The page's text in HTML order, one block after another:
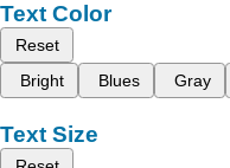
Text Color
Reset
Bright
Blues Gray
Text Size